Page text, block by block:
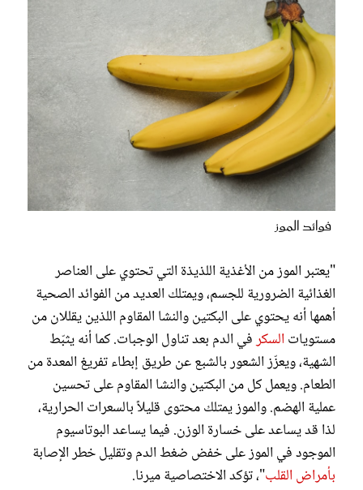
فوائد الموز
"يعتبر الموز من الأغذية اللذيذة التي تحتوي على العناصر
الغذائية الضرورية للجسم، ويمتلك العديد من الفوائد الصحية
أهمها أنه يحتوي على البكتين والنشا المقاوم اللذين يقللان من
مستويات السكرفي الدم بعد تناول الوجبات. كما أنه يثبّط
الشهية، ويعزّز الشعور بالشبع عن طريق إبطاء تفريغ المعدة من
الطعام. ويعمل كل من البكتين والنشا المقاوم على تحسين
عملية الهضم. والموز يمتلك محتوى قليلاً بالسعرات الحرارية،
لذا قد يساعد على خسارة الوزن. فيما يساعد البوتاسيوم
الموجود في الموز على خفض ضغط الدم وتقليل خطر الإصابة
بأمراض القلب"، تؤكد الاختصاصية ميرنا.